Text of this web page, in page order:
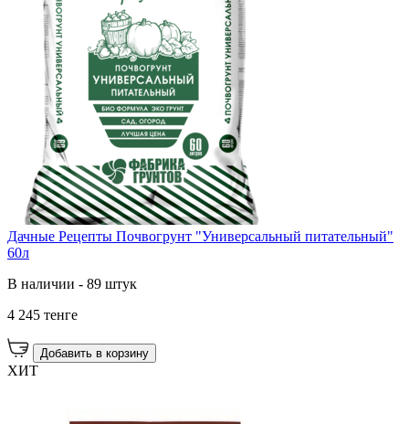
Дачные Рецепты Почвогрунт "Универсальный питательный"
60л
В наличии - 89 штук
4 245 тенге
Добавить в корзину
ХИТ